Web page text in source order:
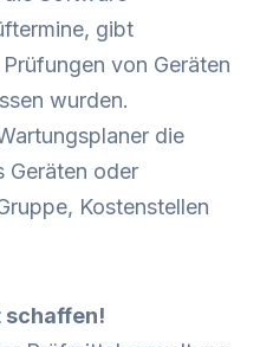
gibt
von Geräten
wurden.
die
Geräten oder
Kostenstellen
schaffen!